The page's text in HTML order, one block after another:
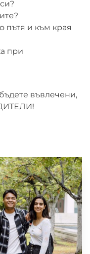
пътя и към края
при
въвлечени,